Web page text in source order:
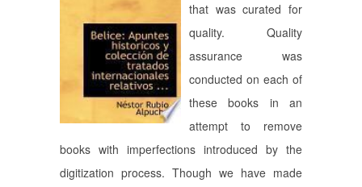
that was curated for
quality. Quality
assurance was
conducted on each of
these books in an
attempt to remove
books with imperfections introduced by the
digitization process. Though we have made